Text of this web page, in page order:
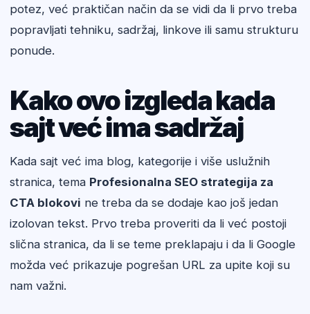
potez, već praktičan način da se vidi da li prvo treba
popravljati tehniku, sadržaj, linkove ili samu strukturu
ponude.
Kako ovo izgleda kada
sajt već ima sadržaj
Kada sajt već ima blog, kategorije i više uslužnih
stranica, tema Profesionalna SEO strategija za
CTA blokovi ne treba da se dodaje kao još jedan
izolovan tekst. Prvo treba proveriti da li već postoji
slična stranica, da li se teme preklapaju i da li Google
možda već prikazuje pogrešan URL za upite koji su
nam važni.